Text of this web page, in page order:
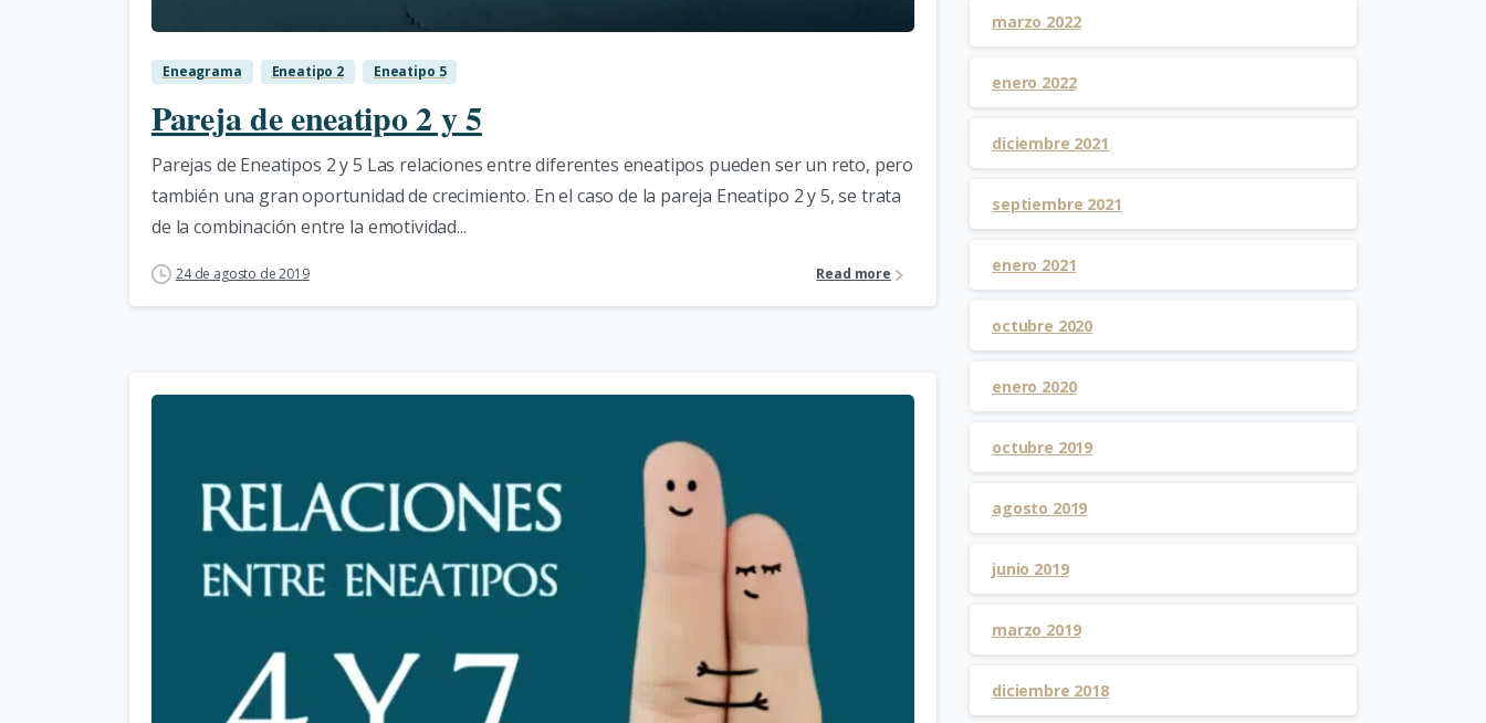
Eneagrama Eneatipo 2 Eneatipo 5
Pareja de eneatipo 2 y 5
Parejas de Eneatipos 2 y 5 Las relaciones entre diferentes eneatipos pueden ser un reto, pero
también una gran oportunidad de crecimiento. En el caso de la pareja Eneatipo 2 y 5, se trata
de la combinación entre la emotividad...
24 de agosto de 2019 Read more
marzo 2022
enero 2022
diciembre 2021
septiembre 2021
enero 2021
octubre 2020
enero 2020
octubre 2019
agosto 2019
junio 2019
marzo 2019
diciembre 2018